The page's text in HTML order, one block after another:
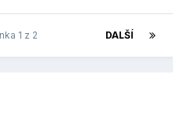
DALŠÍ
1 z 2